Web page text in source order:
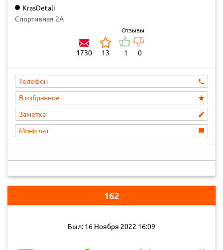
KrasDetali
Спортивная 2А
1730 13
Отзывы
1 0
Телефон
В избранное
Заметка
Мини-чат
162
Был: 16 Ноября 2022 16:09